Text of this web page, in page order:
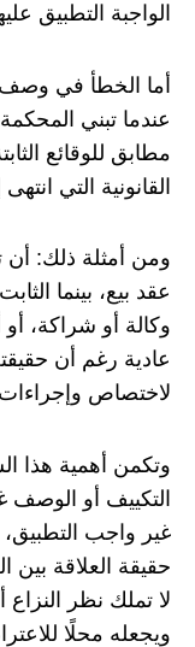
الواجبة التطبيق
أما الخطأ في وصف
عندما تبني
مطابق للوقائع
القانونية التي
ومن أمثلة ذلك: أن
عقد بيع، بينما
وكالة أو شراكة،
عادية رغم أن
لاختصاص
وتكمن أهمية هذا
التكييف أو الوصف
غير واجب التطبيق،
حقيقة العلاقة
لا تملك نظر
ويجعله محلًا